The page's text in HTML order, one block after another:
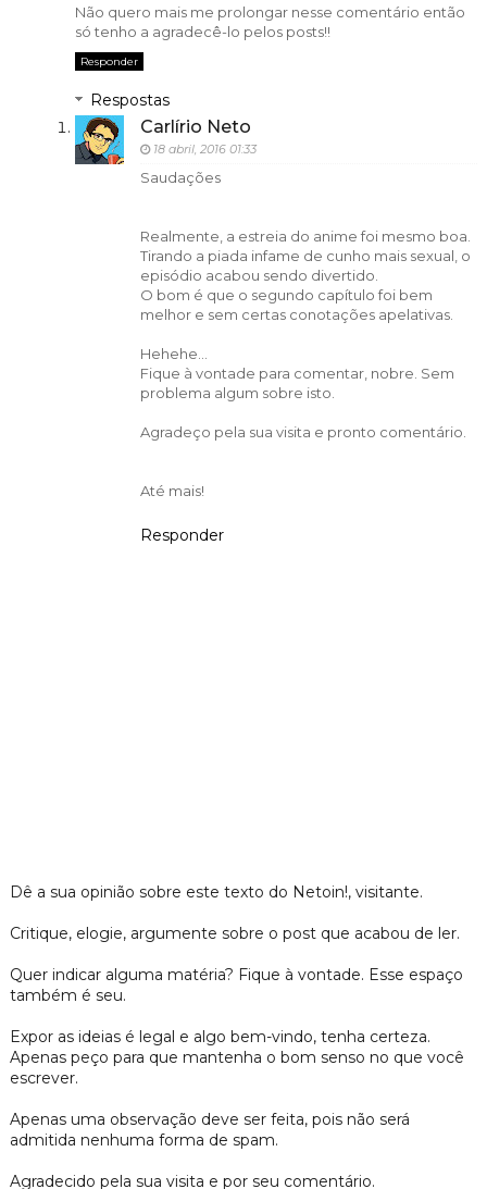
Não quero mais me prolongar nesse comentário então
só tenho a agradecê-lo pelos posts!!
Responder
Respostas
Carlírio Neto
18 abril, 2016 01:33
Saudações
Realmente, a estreia do anime foi mesmo boa.
Tirando a piada infame de cunho mais sexual, o
episódio acabou sendo divertido.
O bom é que o segundo capítulo foi bem
melhor e sem certas conotações apelativas.
Hehehe...
Fique à vontade para comentar, nobre. Sem
problema algum sobre isto.
Agradeço pela sua visita e pronto comentário.
Até mais!
Responder
Dê a sua opinião sobre este texto do Netoin!, visitante.
Critique, elogie, argumente sobre o post que acabou de ler.
Quer indicar alguma matéria? Fique à vontade. Esse espaço
também é seu.
Expor as ideias é legal e algo bem-vindo, tenha certeza.
Apenas peço para que mantenha o bom senso no que você
escrever.
Apenas uma observação deve ser feita, pois não será
admitida nenhuma forma de spam.
Agradecido pela sua visita e por seu comentário.